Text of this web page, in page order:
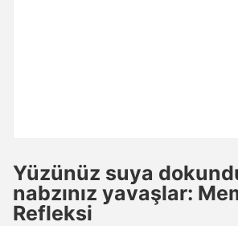
Yüzünüz suya
nabzınız yavaşlar:
Refleksi